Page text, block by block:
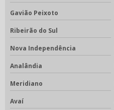
Gavião Peixoto
Ribeirão do Sul
Nova Independência
Analândia
Meridiano
Avaí